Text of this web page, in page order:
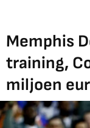
Memphis
training,
miljoen